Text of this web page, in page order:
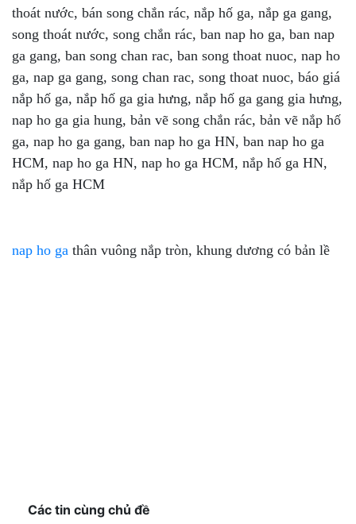
thoát nước, bán song chắn rác, nắp hố ga, nắp ga gang,
song thoát nước, song chắn rác, ban nap ho ga, ban nap
ga gang, ban song chan rac, ban song thoat nuoc, nap ho
ga, nap ga gang, song chan rac, song thoat nuoc, báo giá
nắp hố ga, nắp hố ga gia hưng, nắp hố ga gang gia hưng,
nap ho ga gia hung, bản vẽ song chắn rác, bản vẽ nắp hố
ga, nap ho ga gang, ban nap ho ga HN, ban nap ho ga
HCM, nap ho ga HN, nap ho ga HCM, nắp hố ga HN,
nắp hố ga HCM
nap ho ga thân vuông nắp tròn, khung dương có bản lề
Các tin cùng chủ đề